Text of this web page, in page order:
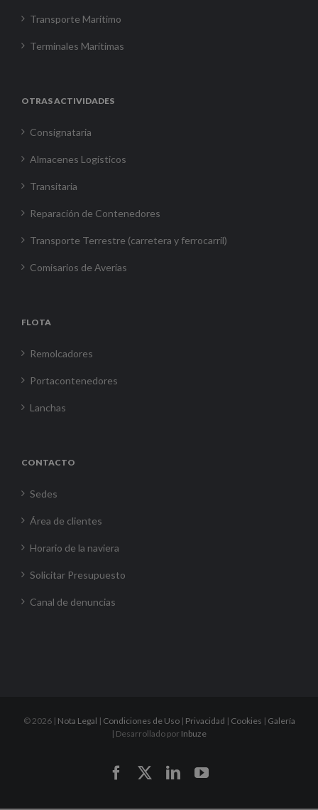
Transporte Marítimo
Terminales Marítimas
OTRAS ACTIVIDADES
Consignataria
Almacenes Logísticos
Transitaria
Reparación de Contenedores
Transporte Terrestre (carretera y ferrocarril)
Comisarios de Averías
FLOTA
Remolcadores
Portacontenedores
Lanchas
CONTACTO
Sedes
Área de clientes
Horario de la naviera
Solicitar Presupuesto
Canal de denuncias
©2026 | Nota Legal | Condiciones de Uso| Privacidad | Cookies | Galería
| Desarrollado por Inbuze
FacebookLinkedInYouTube